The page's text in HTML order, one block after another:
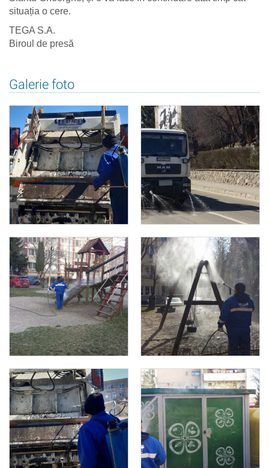
situația o cere.
TEGA S.A.
Biroul de presă
Galerie foto